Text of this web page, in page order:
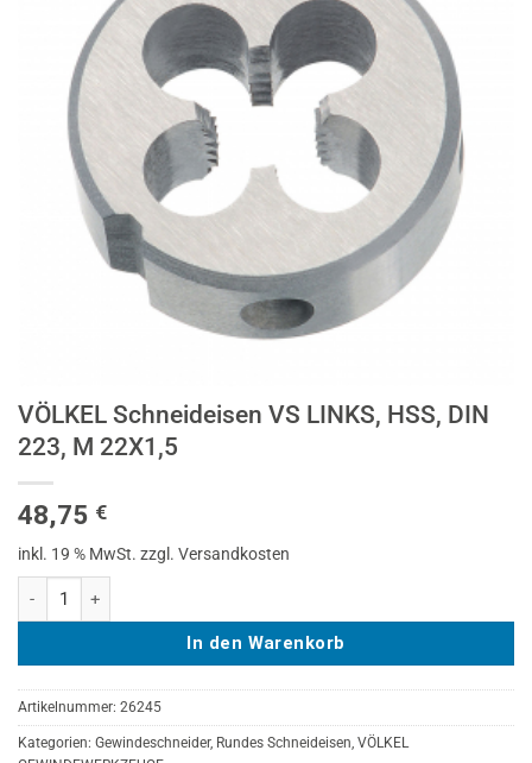
VÖLKEL Schneideisen VS LINKS, HSS, DIN
223, M 22X1,5
48,75 €
inkl. 19 % MwSt. zzgl. Versandkosten
VÖLKEL Schneideisen VS LINKS, HSS, DIN 223, M 22X1,5 Menge
In den Warenkorb
Artikelnummer: 26245
Kategorien: Gewindeschneider, Rundes Schneideisen, VÖLKEL